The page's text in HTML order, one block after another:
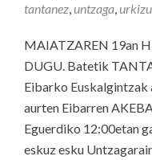
tantanez,untzaga,urkizu
MAIATZAREN 19an
DUGU. Batetik
Eibarko Euskalgintzak
aurten Eibarren
Eguerdiko 12:00etan
eskuz esku